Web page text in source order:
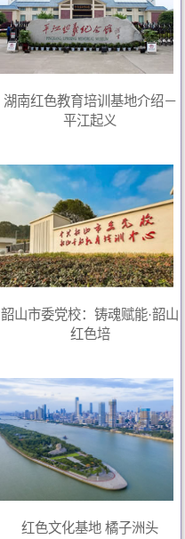
湖南红色教育培训基地介绍－
平江起义
韶山市委党校：铸魂赋能·韶山
红色培
红色文化基地 橘子洲头